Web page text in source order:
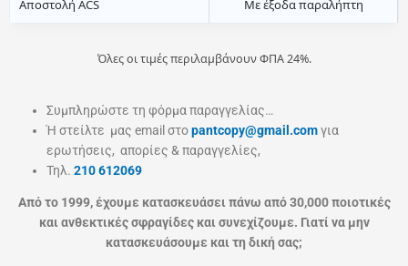
Αποστολή ACS Με έξοδα παραλήπτη
Όλες οι τιμές περιλαμβάνουν ΦΠΑ 24%.
Συμπληρώστε τη φόρμα παραγγελίας…
Ή στείλτε μας email στοpantcopy@gmail.comγια
ερωτήσεις, απορίες & παραγγελίες,
Τηλ.210 612069
Από το 1999, έχουμε κατασκευάσει πάνω από 30,000 ποιοτικές
και ανθεκτικές σφραγίδες και συνεχίζουμε. Γιατί να μην
κατασκευάσουμε και τη δική σας;